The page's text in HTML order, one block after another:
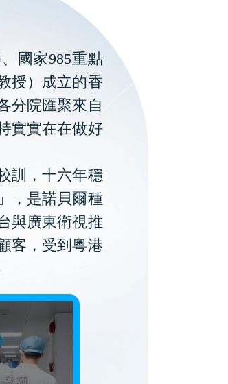
國家985重點
授）成立的香
分院匯聚來自
實實在在做好
訓，十六年穩
，是諾貝爾種
與廣東衛視推
客，受到粵港